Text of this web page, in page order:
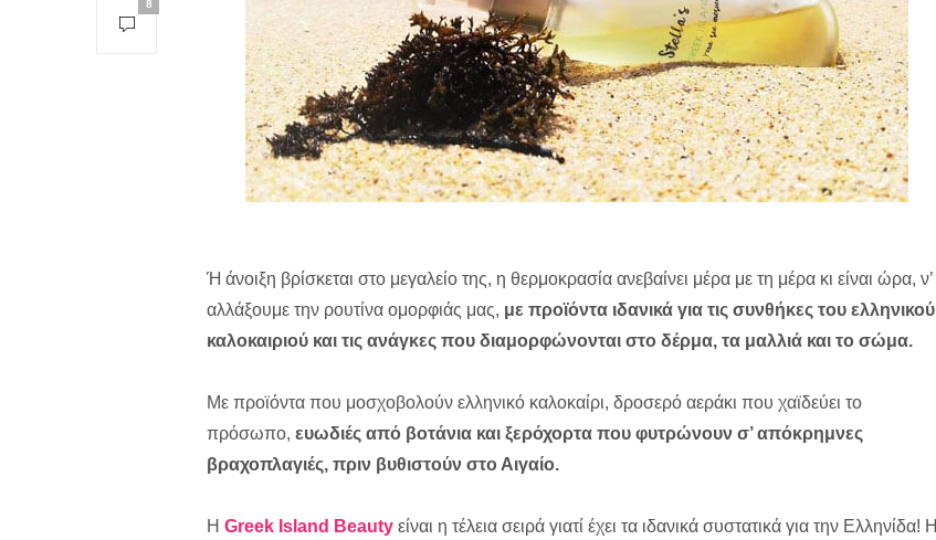
8
Ή άνοιξη βρίσκεται στο μεγαλείο της, η θερμοκρασία ανεβαίνει μέρα με τη μέρα κι είναι ώρα, ν’
αλλάξουμε την ρουτίνα ομορφιάς μας, με προϊόντα ιδανικά για τις συνθήκες του ελληνικού
καλοκαιριού και τις ανάγκες που διαμορφώνονται στο δέρμα, τα μαλλιά και το σώμα.
Με προϊόντα που μοσχοβολούν ελληνικό καλοκαίρι, δροσερό αεράκι που χαϊδεύει το
πρόσωπο, ευωδιές από βοτάνια και ξερόχορτα που φυτρώνουν σ’ απόκρημνες
βραχοπλαγιές, πριν βυθιστούν στο Αιγαίο.
Η Greek Island Beauty είναι η τέλεια σειρά γιατί έχει τα ιδανικά συστατικά για την Ελληνίδα! Η